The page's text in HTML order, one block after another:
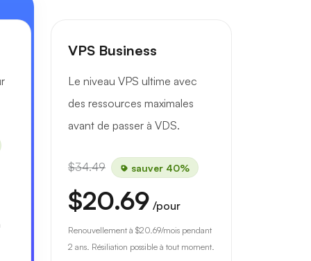
VPS Business
Le niveau VPS ultime avec
des ressources maximales
avant de passer à VDS.
$34.49 sauver 40%
$20.69 /pour
Renouvellement à $20.69/mois pendant
2 ans. Résiliation possible à tout moment.